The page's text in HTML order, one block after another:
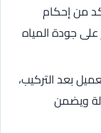
من إحكام
جودة المياه
بعد التركيب،
ويضمن